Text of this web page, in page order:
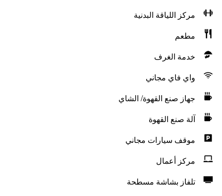
مركز اللياقة البدنية
مطعم
خدمة الغرف
واي فاي مجاني
جهاز صنع القهوة/ الشاي
آلة صنع القهوة
موقف سيارات مجاني
مركز أعمال
تلفاز بشاشة مسطحة